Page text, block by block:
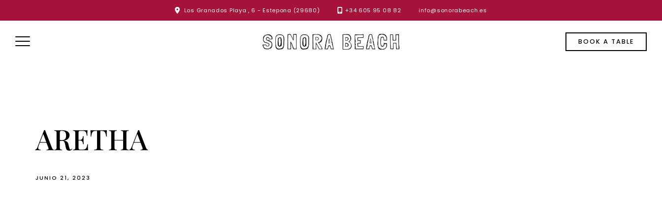
to
content
Los Granados Playa , 6 - Estepona (29680) +34 605 95 08 82 info@sonorabeach.es
BOOK A TABLE
ARETHA
JUNIO 21, 2023